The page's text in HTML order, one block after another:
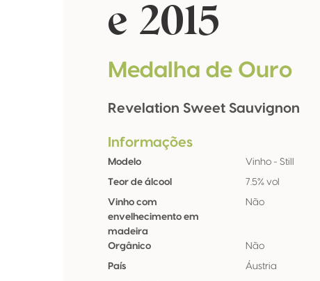
e 2015
Medalha de Ouro
Revelation Sweet Sauvignon
Informações
Modelo Vinho - Still
Teor de álcool 7.5% vol
Vinho com
envelhecimento em
madeira
Não
Orgânico Não
País Áustria